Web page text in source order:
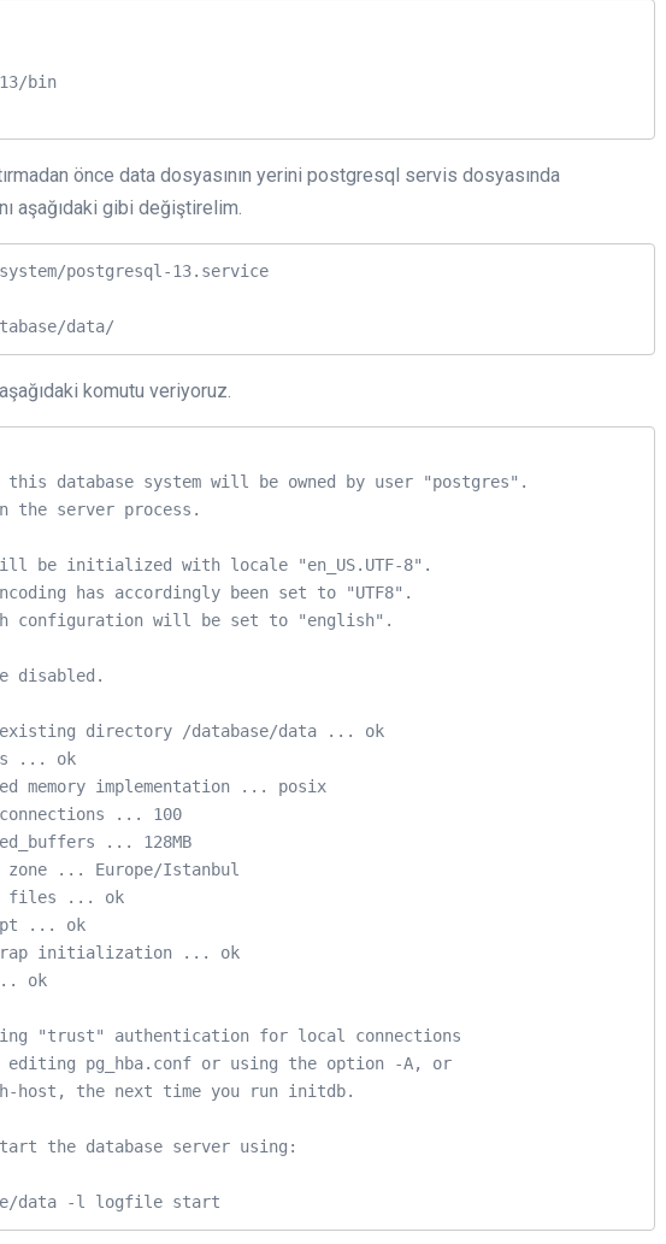
13/bin
önce data dosyasının yerini postgresql servis dosyasında
aşağıdaki gibi değiştirelim.
postgresql-13.service
data/
komutu veriyoruz.
database system will be owned by user "postgres".
the server process.
be initialized with locale "en_US.UTF-8".
has accordingly been set to "UTF8".
configuration will be set to "english".
disabled.
directory /database/data ... ok
... ok
memory implementation ... posix
... 100
... 128MB
... Europe/Istanbul
files ... ok
... ok
initialization ... ok
ok
"trust" authentication for local connections
editing pg_hba.conf or using the option -A, or
host, the next time you run initdb.
the database server using:
DOSYASINA DONÜŞTÜREN
PROCEDUR (BLOB TO JPG)